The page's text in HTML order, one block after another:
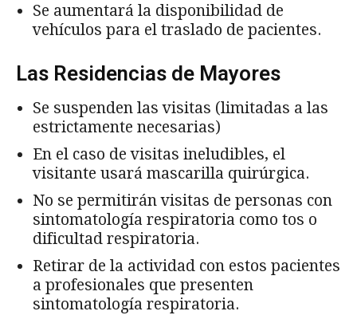
Se aumentará la disponibilidad de
vehículos para el traslado de pacientes.
Las Residencias de Mayores
Se suspenden las visitas (limitadas a las
estrictamente necesarias)
En el caso de visitas ineludibles, el
visitante usará mascarilla quirúrgica.
No se permitirán visitas de personas con
sintomatología respiratoria como tos o
dificultad respiratoria.
Retirar de la actividad con estos pacientes
a profesionales que presenten
sintomatología respiratoria.